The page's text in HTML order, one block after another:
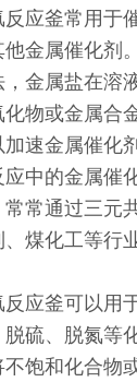
应釜常用于
金属催化剂
金属盐在溶
物或金属合
速金属催化
中的金属催
常通过三元
煤化工等行
应釜可以用
硫、脱氮等
饱和化合物